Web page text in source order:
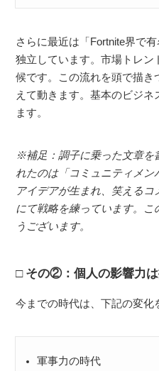
さらに最近は「Fortnite界で
独立しています。市場トレ
候です。この流れを頭で描
えて動きます。基本のビジ
ます。
※補足：調子に乗った文章を
れたのは「コミュニティメ
アイデアが生まれ、笑える
にて戦略を練っています。
うございます。
その②：個人の影響力は
今までの時代は、下記の変化
軍事力の時代